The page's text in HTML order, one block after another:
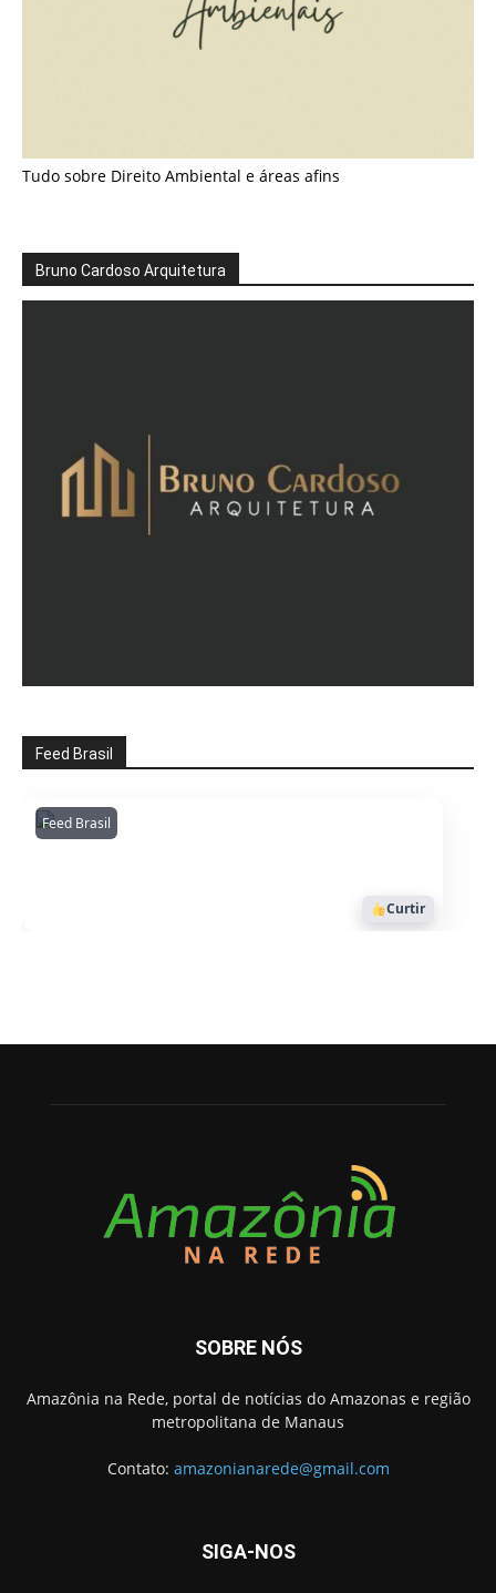
Tudo sobre Direito Ambiental e áreas afins
Bruno Cardoso Arquitetura
Feed Brasil
Feed BrasilAmazonianarede
1053
Curtir
SOBRE NÓS
Amazônia na Rede, portal de notícias do Amazonas e região
metropolitana de Manaus
Contato: amazonianarede@gmail.com
SIGA-NOS